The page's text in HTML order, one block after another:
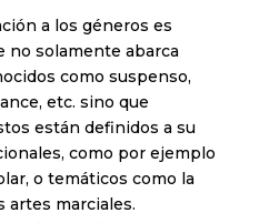
a los géneros es
no solamente abarca
como suspenso,
etc. sino que
están definidos a su
como por ejemplo
o temáticos como la
artes marciales.